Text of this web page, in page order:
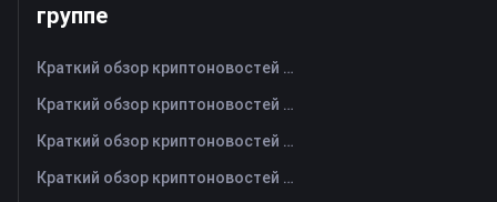
группе
Краткий обзор криптоновостей FameEX за сегодня | 7 августа 2026 г
Краткий обзор криптоновостей FameEX за сегодня | 6 августа 2026 г
Краткий обзор криптоновостей FameEX за сегодня | 5 августа 2026 г
Краткий обзор криптоновостей FameEX за сегодня | 4 августа 2026 г